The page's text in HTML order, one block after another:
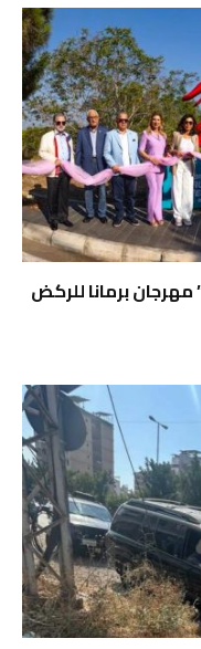
مهرجان برمانا للركض